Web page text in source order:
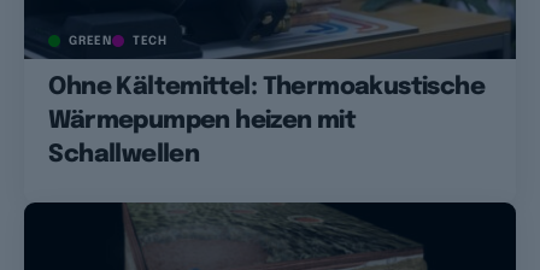
GREEN TECH
Ohne Kältemittel: Thermoakustische
Wärmepumpen heizen mit
Schallwellen